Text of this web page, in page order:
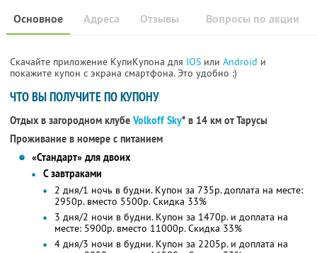
Основное Отзывы Вопросы по акции
Адреса
Скачайте приложение КупиКупона для IOS или Android и
покажите купон с экрана смартфона. Это удобно :)
ЧТО ВЫ ПОЛУЧИТЕ ПО КУПОНУ
Отдых в загородном клубе Volkoff Sky* в 14 км от Тарусы
Проживание в номере с питанием
«Стандарт» для двоих
С завтраками
2 дня/1 ночь в будни. Купон за 735р. доплата на месте:
2950р. вместо 5500р. Скидка 33%
3 дня/2 ночи в будни. Купон за 1470р. и доплата на
месте: 5900р. вместо 11000р. Скидка 33%
4 дня/3 ночи в будни. Купон за 2205р. и доплата на